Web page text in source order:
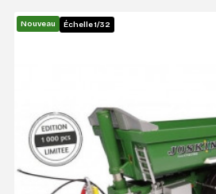
Nouveau Échelle 1/32